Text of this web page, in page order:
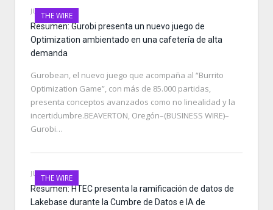
THE WIRE
JUNE 28, 2026
Resumen: Gurobi presenta un nuevo juego de
Optimization ambientado en una cafetería de alta
demanda
Gurobean, el nuevo juego que acompaña al “Burrito
Optimization Game”, con más de 85.000 partidas,
presenta conceptos avanzados como no linealidad y la
incertidumbre.BEAVERTON, Oregón–(BUSINESS WIRE)–
Gurobi…
THE WIRE
JUNE 28, 2026
Resumen: HTEC presenta la ramificación de datos de
Lakebase durante la Cumbre de Datos e IA de